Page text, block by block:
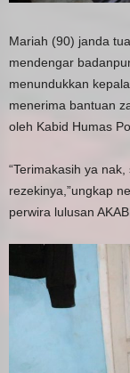
Mariah (90) janda
mendengar
menundukkan
menerima bantuan
oleh Kabid Humas
“Terimakasih ya
rezekinya,”ungkap
perwira lulusan